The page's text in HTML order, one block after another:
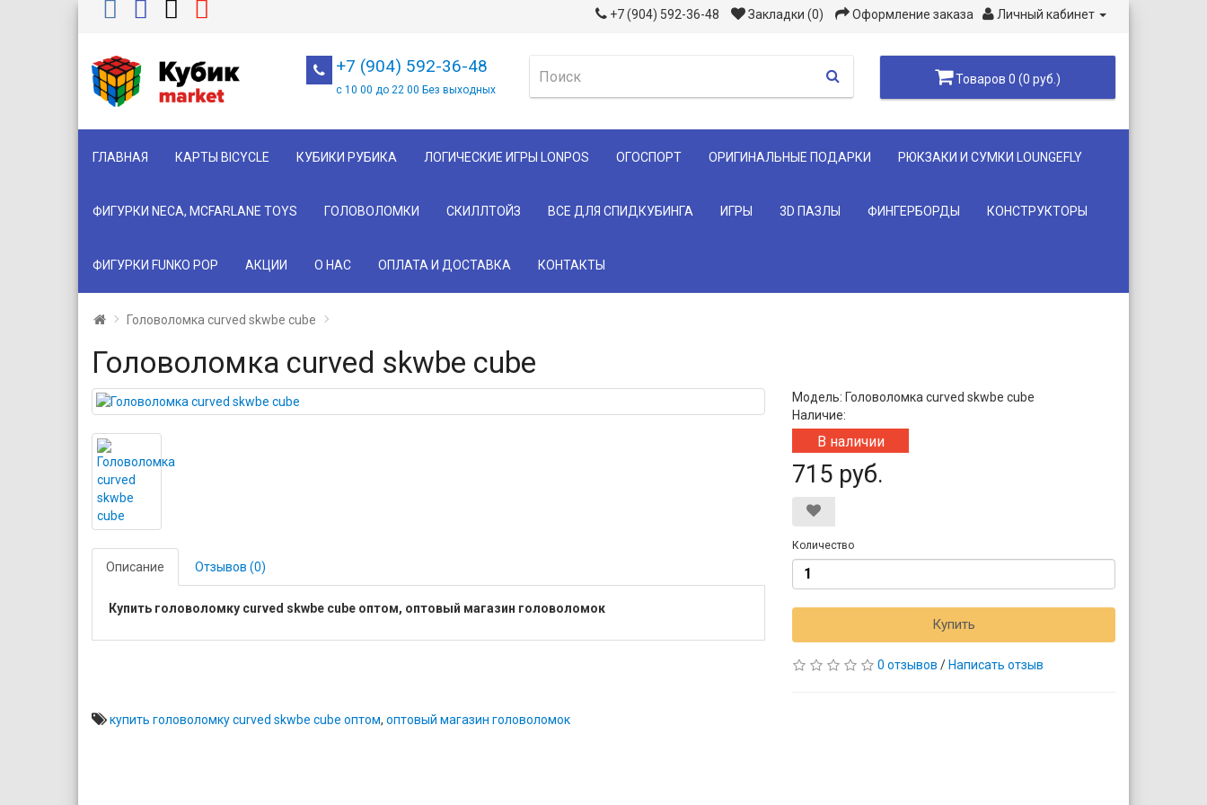
+7 (904) 592-36-48 Закладки (0) Оформление заказа Личный кабинет
+7 (904) 592-36-48
с 10 00 до 22 00 Без выходных
Товаров 0 (0 руб.)
ГЛАВНАЯ КАРТЫ BICYCLE КУБИКИ РУБИКА ЛОГИЧЕСКИЕ ИГРЫ LONPOS ОГОСПОРТ ОРИГИНАЛЬНЫЕ ПОДАРКИ РЮКЗАКИ И СУМКИ LOUNGEFLY
ФИГУРКИ NECA, MCFARLANE TOYS ГОЛОВОЛОМКИ СКИЛЛТОЙЗ ВСЕ ДЛЯ СПИДКУБИНГА ИГРЫ 3D ПАЗЛЫ ФИНГЕРБОРДЫ КОНСТРУКТОРЫ
ФИГУРКИ FUNKO POP АКЦИИ О НАС ОПЛАТА И ДОСТАВКА КОНТАКТЫ
Головоломка сurved skwbe cube
Головоломка сurved skwbe cube
Описание Отзывов (0)
Купить головоломку сurved skwbe cube оптом, оптовый магазин головоломок
Модель: Головоломка сurved skwbe cube
Наличие:
В наличии
715 руб.
Количество
Купить
0 отзывов / Написать отзыв
купить головоломку сurved skwbe cube оптом, оптовый магазин головоломок